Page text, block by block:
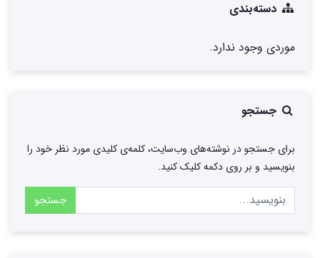
دسته‌بندی
موردی وجود ندارد.
جستجو
برای جستجو در نوشته‌های وب‌سایت، کلمه‌ی کلیدی مورد نظر خود را
بنویسید و بر روی دکمه کلیک کنید.
جستجو